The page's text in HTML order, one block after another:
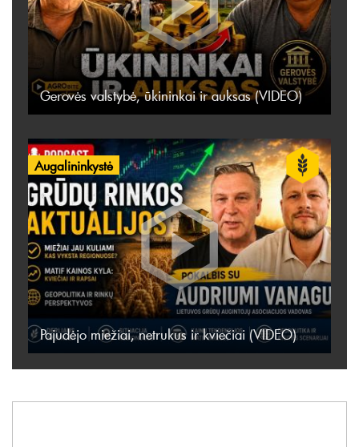
Gerovės valstybė, ūkininkai ir auksas (VIDEO)
Augalininkystė
Pajudėjo miežiai, netrukus ir kviečiai (VIDEO)